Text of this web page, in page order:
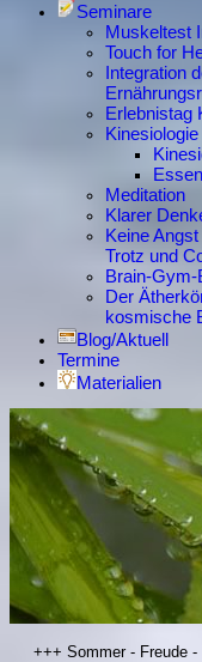
Seminare
Muskeltest
Touch for
Integration
Erlebnistag
Meditation
Klarer
Keine
Trotz und
Brain-Gym-
Der
kosmische
Blog/Aktuell
Termine
Materialien
+++ Sommer - Freude -